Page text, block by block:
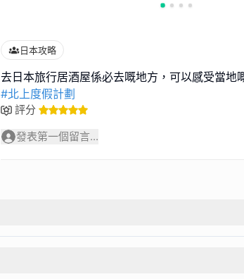
日本攻略
#北上度假計劃
評分
發表第一個留言...